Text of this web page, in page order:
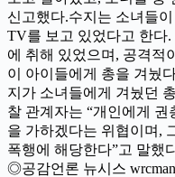
신고했다.수지는 소녀들
TV를 보고 있었다고 한다
에 취해 있었으며, 공격적
이 아이들에게 총을 겨눴
지가 소녀들에게 겨눴던
찰 관계자는 “개인에게
을 가하겠다는 위협이며,
폭행에 해당한다”고 말했
◎공감언론 뉴시스